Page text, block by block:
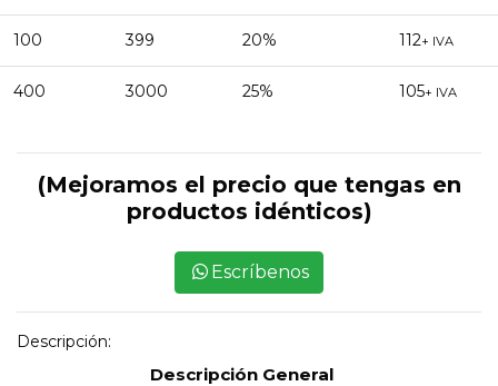
100 399 20% 112+ IVA
400 3000 25% 105+ IVA
(Mejoramos el precio que tengas en
productos idénticos)
Escríbenos
Descripción:
Descripción General